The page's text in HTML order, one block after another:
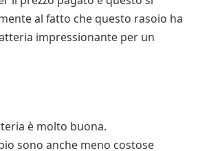
al fatto che questo rasoio ha
impressionante per un
è molto buona.
sono anche meno costose